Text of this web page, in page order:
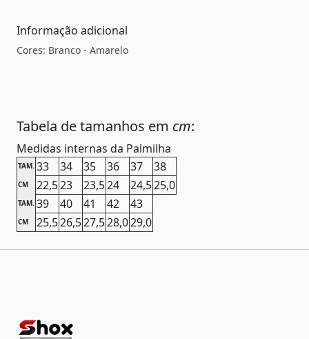
Informação adicional
Cores: Branco - Amarelo
Tabela de tamanhos em cm:
Medidas internas da Palmilha
TAM. 33 34 35 36 37 38
CM 22,523 23,524 24,525,0
TAM. 39 40 41 42 43
CM 25,526,527,528,029,0